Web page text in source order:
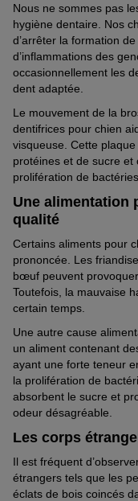
Nous ne sommes pas
hygiène dentaire. Nos
d’arrêter la formation
d’inflammations des
occasionnellement les
dent adaptée.
Le mouvement de la
dentifrices pour chien
visqueuse. Cette
protéines et de sucre
prolifération de
Une alimentation
qualité
Certains aliments pour
prononcée. Les
bœuf peuvent
Toutefois, la mauvaise
certain temps.
Une autre cause
un aliment contenant
ayant une forte teneur
la prolifération de
absorbent le sucre et
odeur désagréable.
Les corps
Il est fréquent
étrangers tels que les
éclats de bois coincés